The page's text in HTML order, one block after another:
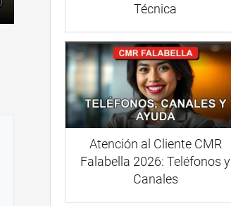
Técnica
Atención al Cliente CMR
Falabella 2026: Teléfonos y
Canales